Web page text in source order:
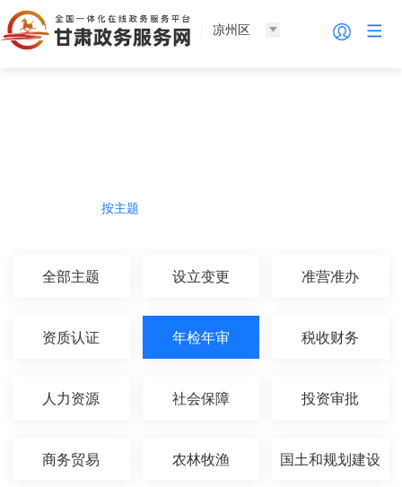
凉州区
按主题
全部主题 设立变更 准营准办
资质认证 年检年审 税收财务
人力资源 社会保障 投资审批
商务贸易 农林牧渔 国土和规划建设